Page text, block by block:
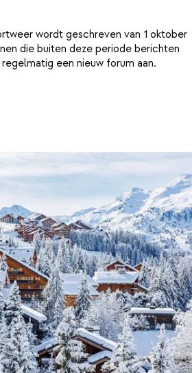
wordt geschreven van 1 oktober
die buiten deze periode berichten
een nieuw forum aan.